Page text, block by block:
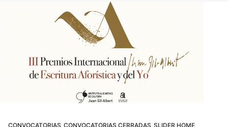
CONVOCATORIAS CONVOCATORIAS CERRADAS SLIDER HOME